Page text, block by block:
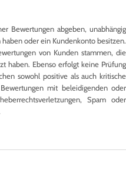
Bewertungen abgeben, unabhängig
oder ein Kundenkonto besitzen.
von Kunden stammen, die
haben. Ebenso erfolgt keine Prüfung
sowohl positive als auch kritische
mit beleidigenden oder
Spam oder